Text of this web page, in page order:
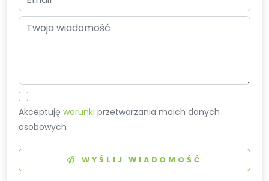
Akceptujęwarunki przetwarzania moich danych
osobowych
WYŚLIJ WIADOMOŚĆ